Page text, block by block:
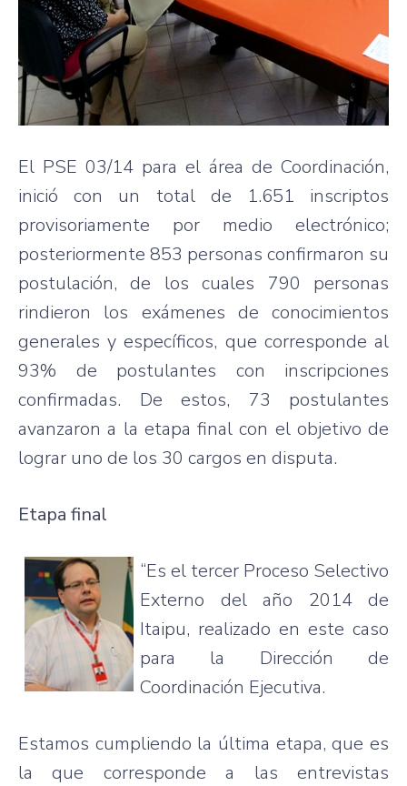
El PSE 03/14 para el área de Coordinación,
inició con un total de 1.651 inscriptos
provisoriamente por medio electrónico;
posteriormente 853 personas confirmaron su
postulación, de los cuales 790 personas
rindieron los exámenes de conocimientos
generales y específicos, que corresponde al
93% de postulantes con inscripciones
confirmadas. De estos, 73 postulantes
avanzaron a la etapa final con el objetivo de
lograr uno de los 30 cargos en disputa.
Etapa final
“Es el tercer Proceso Selectivo
Externo del año 2014 de
Itaipu, realizado en este caso
para la Dirección de
Coordinación Ejecutiva.
Estamos cumpliendo la última etapa, que es
la que corresponde a las entrevistas